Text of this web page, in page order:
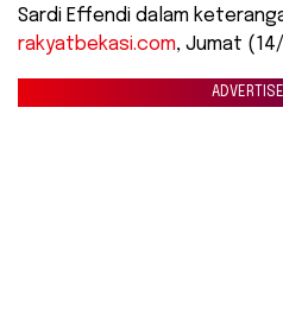
Sardi Effendi dalam
rakyatbekasi.com, Jumat